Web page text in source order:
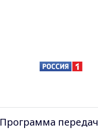
Программа передач